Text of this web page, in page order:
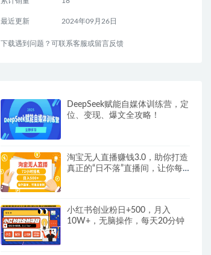
最近更新 2024年09月26日
下载遇到问题？可联系客服或留言反馈
DeepSeek赋能自媒体训练营，定
位、变现、爆文全攻略！
淘宝无人直播赚钱3.0，助你打造
真正的“日不落”直播间，让你每
小红书创业粉日+500，月入
10W+，无脑操作，每天20分钟